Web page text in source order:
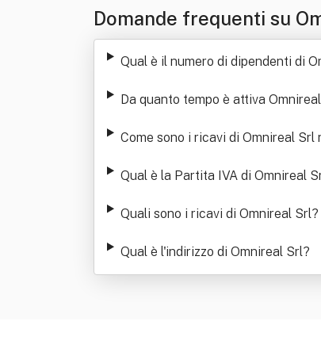
Domande frequenti su
Qual è il numero di dipendenti di
Da quanto tempo è attiva
Come sono i ricavi di Omnireal Srl
Qual è la Partita IVA di Omnireal
Quali sono i ricavi di Omnireal Srl?
Qual è l'indirizzo di Omnireal Srl?